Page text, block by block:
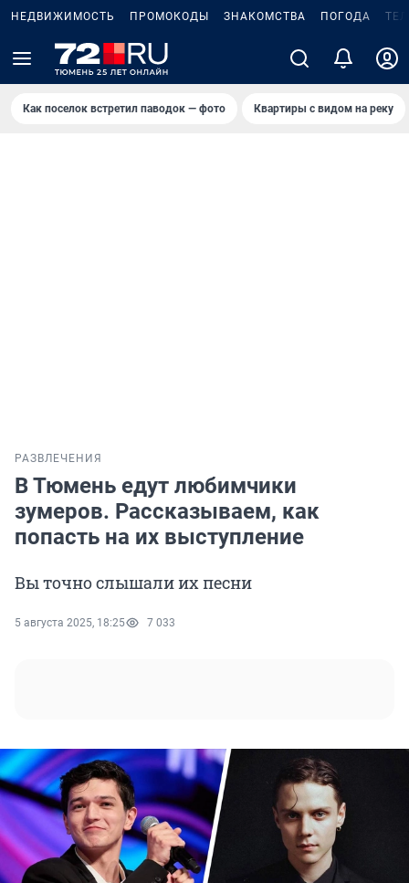
НЕДВИЖИМОСТЬ ПРОМОКОДЫ ЗНАКОМСТВА ПОГОДА
Как поселок встретил паводок — фото Квартиры с видом на реку
РАЗВЛЕЧЕНИЯ
В Тюмень едут любимчики
зумеров. Рассказываем, как
попасть на их выступление
Вы точно слышали их песни
5 августа 2025, 18:25 7 033